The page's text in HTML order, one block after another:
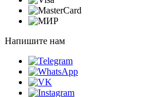
Напишите нам